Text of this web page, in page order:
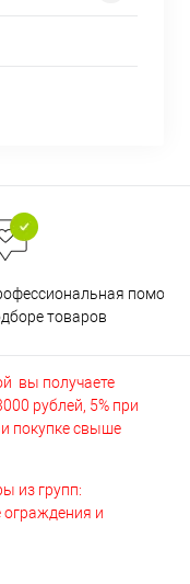
помощь
товаров
вы получаете
рублей, 5% при
покупке свыше
из групп:
ограждения и